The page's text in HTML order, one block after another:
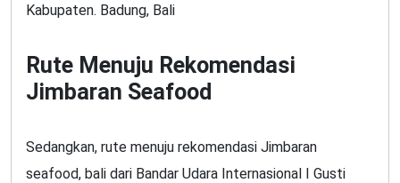
Kabupaten. Badung, Bali
Rute Menuju Rekomendasi
Jimbaran Seafood
Sedangkan, rute menuju rekomendasi Jimbaran
seafood, bali dari Bandar Udara Internasional I Gusti